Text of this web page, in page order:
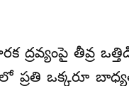
ద్రవ్యంపై తీవ్ర
ప్రతి ఒక్కరూ